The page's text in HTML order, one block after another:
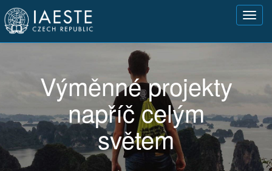
Přejít
hlavnímu
obsahu
Výměnné projekty
napříč celým
světem